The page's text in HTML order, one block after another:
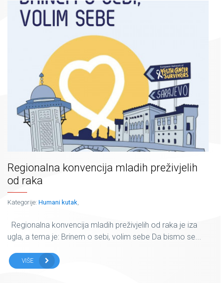
Regionalna konvencija mladih preživjelih
od raka
Kategorije: Humani kutak,
Regionalna konvencija mladih preživjelih od raka je iza
ugla, a tema je: Brinem o sebi, volim sebe Da bismo se...
VIŠE